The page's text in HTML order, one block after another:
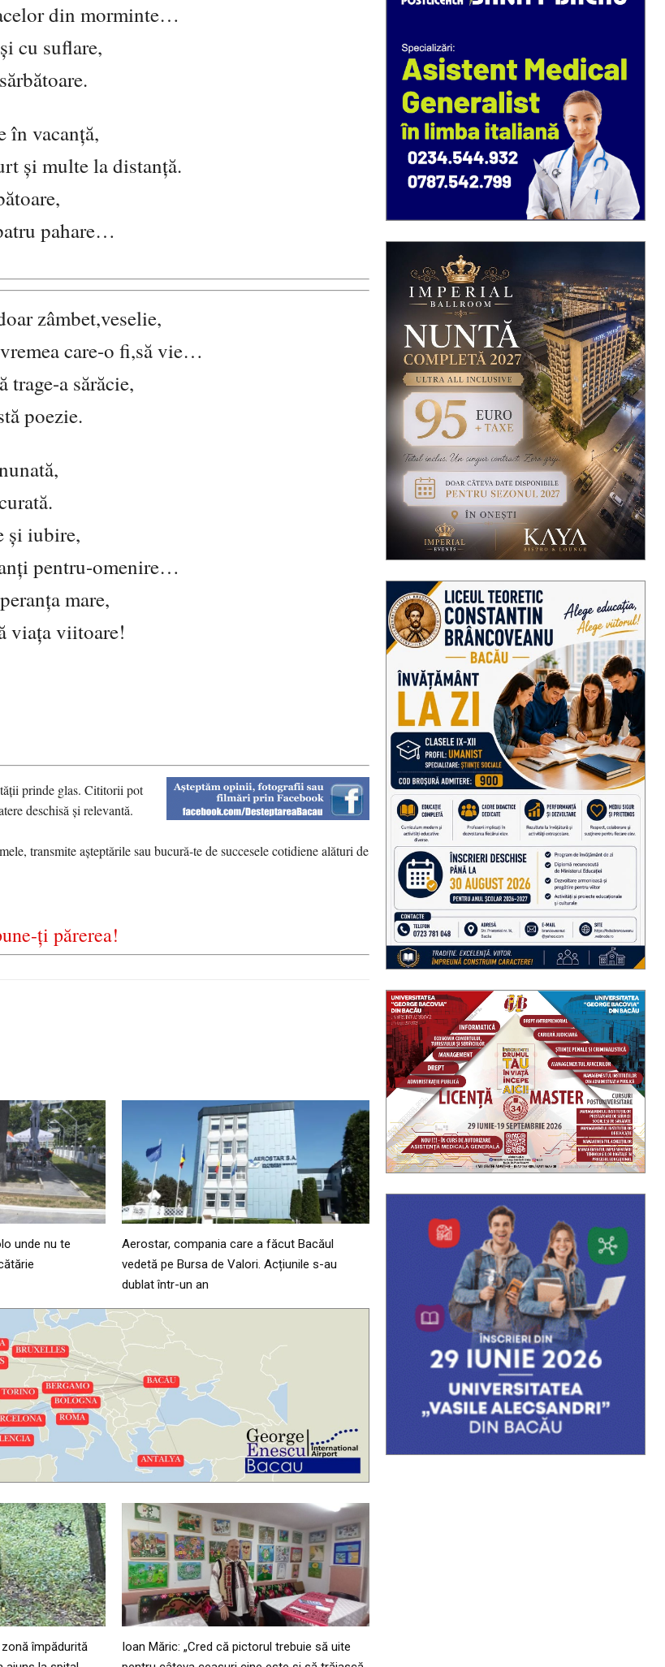
din morminte…
cu suflare,
în vacanță,
și multe la distanță.
pahare…
zâmbet,veselie,
care-o fi,să vie…
trage-a sărăcie,
poezie.
și iubire,
pentru-omenire…
mare,
viața viitoare!
prinde glas. Cititorii pot
deschisă și relevantă.
transmite așteptările sau bucură-te de succesele cotidiene alături de
ți părerea!
unde nu te
Aerostar, compania care a făcut Bacăul
vedetă pe Bursa de Valori. Acțiunile s-au
dublat într-un an
împădurită
Ioan Măric: „Cred că pictorul trebuie să uite